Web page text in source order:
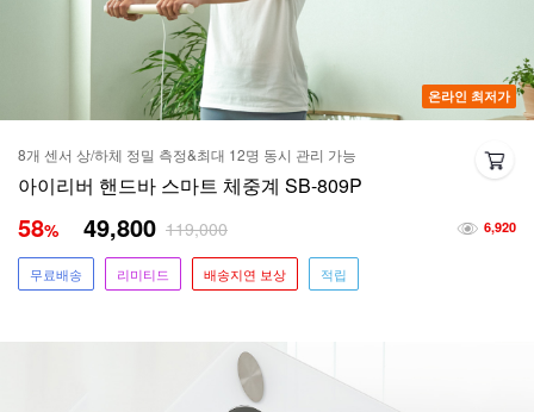
온라인 최저가
8개 센서 상/하체 정밀 측정&최대 12명 동시 관리 가능
아이리버 핸드바 스마트 체중계 SB-809P
6,920
58% 49,800 119,000
무료배송 리미티드 배송지연 보상 적립